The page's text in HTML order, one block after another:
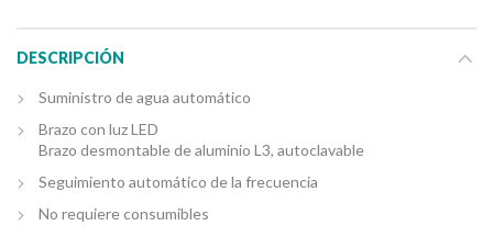
DESCRIPCIÓN
Suministro de agua automático
Brazo con luz LED
Brazo desmontable de aluminio L3, autoclavable
Seguimiento automático de la frecuencia
No requiere consumibles